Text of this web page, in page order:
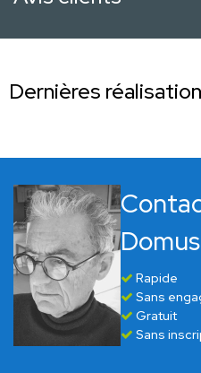
Dernières
Rapide
Sans
Gratuit
Sans